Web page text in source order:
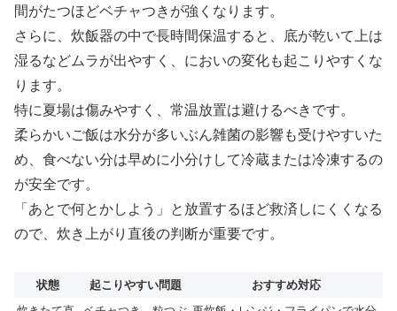
間がたつほどベチャつきが強くなります。
さらに、炊飯器の中で長時間保温すると、底が乾いて上は
湿るなどムラが出やすく、においの変化も起こりやすくな
ります。
特に夏場は傷みやすく、常温放置は避けるべきです。
柔らかいご飯は水分が多いぶん雑菌の影響も受けやすいた
め、食べない分は早めに小分けして冷蔵または冷凍するの
が安全です。
「あとで何とかしよう」と放置するほど救済しにくくなる
ので、炊き上がり直後の判断が重要です。
状態 起こりやすい問題
おすすめ対応